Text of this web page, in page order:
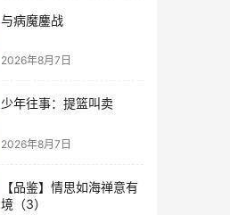
与病魔鏖战
2026年8月7日
少年往事：提篮叫卖
2026年8月7日
【品鉴】情思如海禅意有
境（3）